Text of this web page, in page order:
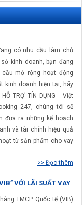
có nhu cầu làm chủ
kinh doanh, bạn đang
mở rộng hoạt động
kinh doanh hiện tại, hãy
TRỢ TÍN DỤNG - Việt
247, chúng tôi sẽ
đưa ra những kế hoạch
và tài chính hiệu quả
từ sản phẩm cho vay
>> Đọc thêm
VỚI LÃI SUẤT VAY
TMCP Quốc tế (VIB)